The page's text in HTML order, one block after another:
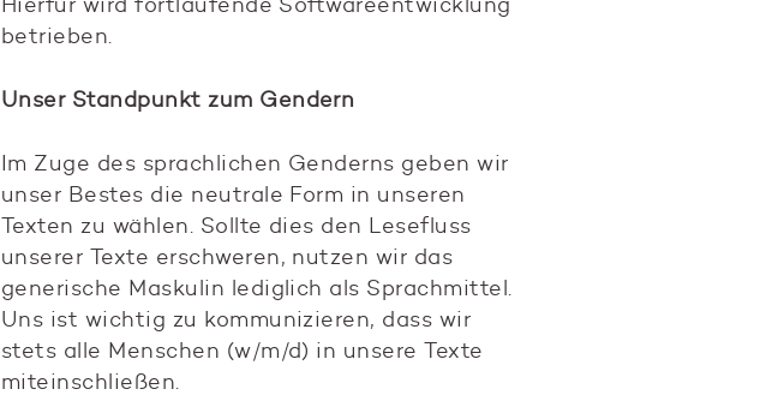
betrieben.
Unser Standpunkt zum Gendern
Im Zuge des sprachlichen Genderns geben wir
unser Bestes die neutrale Form in unseren
Texten zu wählen. Sollte dies den Lesefluss
unserer Texte erschweren, nutzen wir das
generische Maskulin lediglich als Sprachmittel.
Uns ist wichtig zu kommunizieren, dass wir
stets alle Menschen (w/m/d) in unsere Texte
miteinschließen.